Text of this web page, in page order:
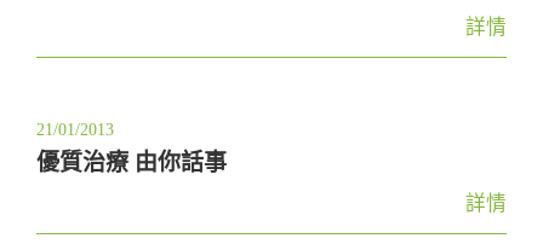
詳情
21/01/2013
優質治療 由你話事
詳情